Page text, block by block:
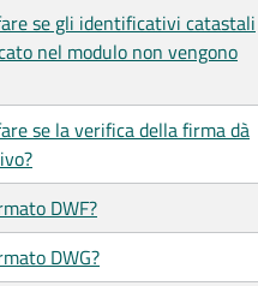
se gli identificativi catastali
nel modulo non vengono
se la verifica della firma dà
DWF?
DWG?